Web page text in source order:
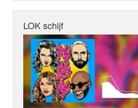
LOK schijf